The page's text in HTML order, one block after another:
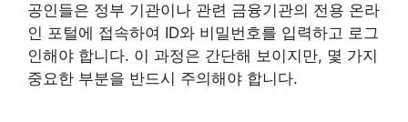
공인들은 정부 기관이나 관련 금융기관의 전용 온라
인 포털에 접속하여 ID와 비밀번호를 입력하고 로그
인해야 합니다. 이 과정은 간단해 보이지만, 몇 가지
중요한 부분을 반드시 주의해야 합니다.